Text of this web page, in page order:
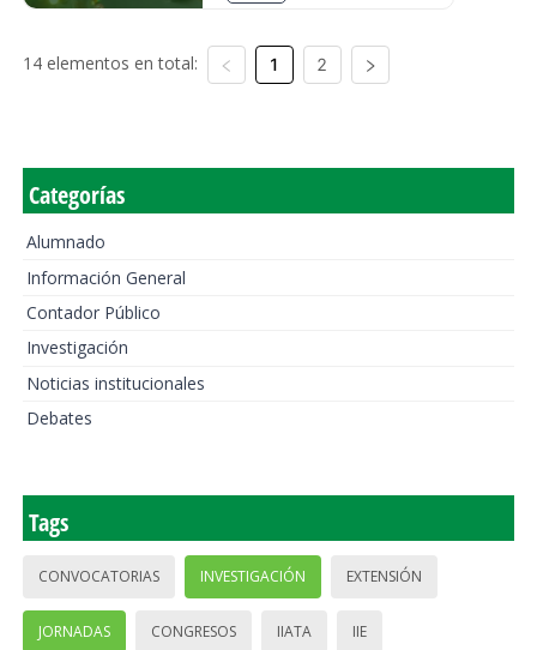
14 elementos en total: 1 2
Categorías
Alumnado
Información General
Contador Público
Investigación
Noticias institucionales
Debates
Tags
CONVOCATORIAS INVESTIGACIÓN EXTENSIÓN
JORNADAS CONGRESOS IIATA IIE